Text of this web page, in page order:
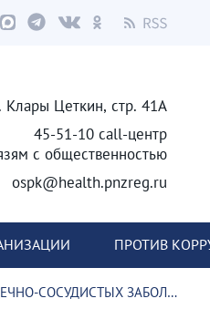
Клары Цеткин, стр. 41А
45-51-10 call-центр
с общественностью
ospk@health.pnzreg.ru
ПРОТИВ
СОСУДИСТЫХ ЗАБОЛЕВАНИЙ